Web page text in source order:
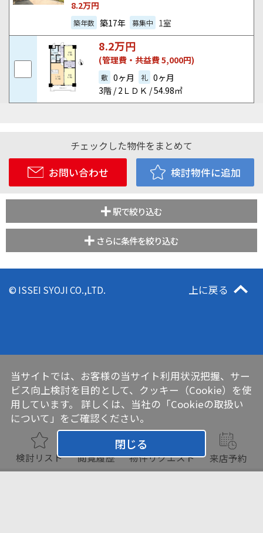
8.2万円
築年数 築17年 募集中 1室
8.2万円
(管理費・共益費 5,000円)
敷 0ヶ月 礼 0ヶ月
3階 / 2ＬＤＫ / 54.98㎡
チェックした物件をまとめて
お問い合わせ
検討物件に追加
駅で絞り込む
さらに条件を絞り込む
© ISSEI SYOJI CO.,LTD. 上に戻る
検討リスト 閲覧履歴 物件リクエスト 来店予約
当サイトでは、お客様の当サイト利用状況把握、サー
ビス向上検討を目的として、クッキー（Cookie）を使
用しています。 詳しくは、当社の 「Cookieの取扱い
について」 をご確認ください。
閉じる